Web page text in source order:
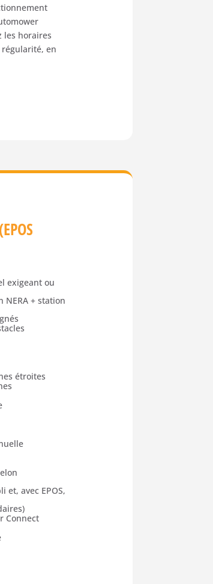
les horaires
régularité, en
exigeant ou
NERA + station
étroites
avec EPOS,
Connect